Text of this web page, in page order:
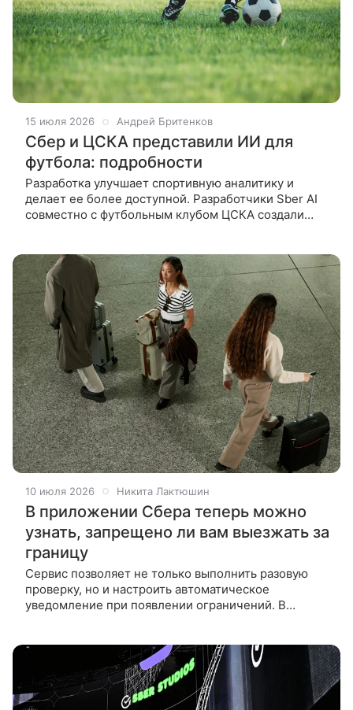
15 июля 2026 Андрей Бритенков
Сбер и ЦСКА представили ИИ для
футбола: подробности
Разработка улучшает спортивную аналитику и
делает ее более доступной. Разработчики Sber AI
совместно с футбольным клубом ЦСКА создали
10 июля 2026 Никита Лактюшин
В приложении Сбера теперь можно
узнать, запрещено ли вам выезжать за
границу
Сервис позволяет не только выполнить разовую
проверку, но и настроить автоматическое
уведомление при появлении ограничений. В